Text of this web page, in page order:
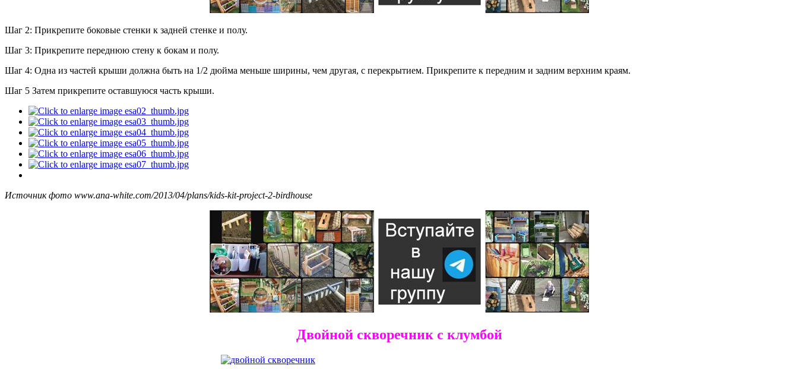
Шаг 2: Прикрепите боковые стенки к задней стенке и полу.
Шаг 3: Прикрепите переднюю стену к бокам и полу.
Шаг 4: Одна из частей крыши должна быть на 1/2 дюйма меньше ширины, чем другая, с перекрытием. Прикрепите к передним и задним верхним краям.
Шаг 5 Затем прикрепите оставшуюся часть крыши.
Источник фото www.ana-white.com/2013/04/plans/kids-kit-project-2-birdhouse
Двойной скворечник с клумбой